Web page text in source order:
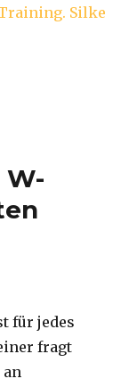
Beratung |
für jedes
fragt
an